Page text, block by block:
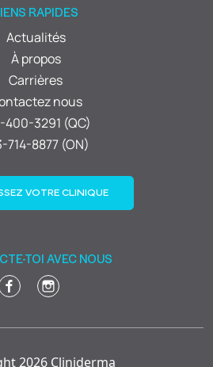
RAPIDES
Actualités
À propos
Carrières
nous
400-3291 (QC)
714-8877 (ON)
VOTRE CLINIQUE
TOI AVEC NOUS
2026 Cliniderma